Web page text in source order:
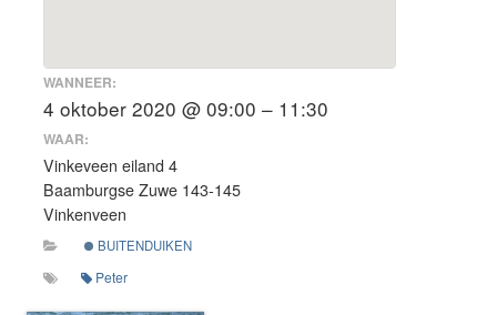
WANNEER:
4 oktober 2020 @ 09:00 – 11:30
WAAR:
Vinkeveen eiland 4
Baamburgse Zuwe 143-145
Vinkenveen
BUITENDUIKEN
Peter